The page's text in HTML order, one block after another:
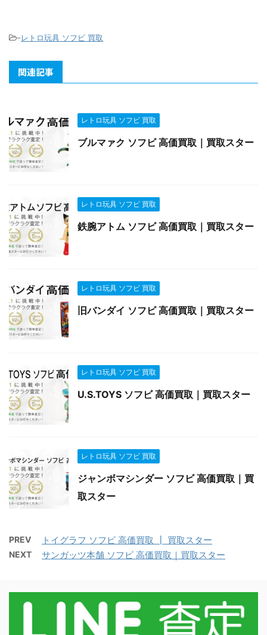
-レトロ玩具 ソフビ 買取
関連記事
レトロ玩具 ソフビ 買取
ブルマァク ソフビ 高価買取｜買取スター
レトロ玩具 ソフビ 買取
鉄腕アトム ソフビ 高価買取｜買取スター
レトロ玩具 ソフビ 買取
旧バンダイ ソフビ 高価買取｜買取スター
レトロ玩具 ソフビ 買取
U.S.TOYS ソフビ 高価買取｜買取スター
レトロ玩具 ソフビ 買取
ジャンボマシンダー ソフビ 高価買取｜買
取スター
PREV トイグラフ ソフビ 高価買取 ┃ 買取スター
NEXT サンガッツ本舗 ソフビ 高価買取｜買取スター